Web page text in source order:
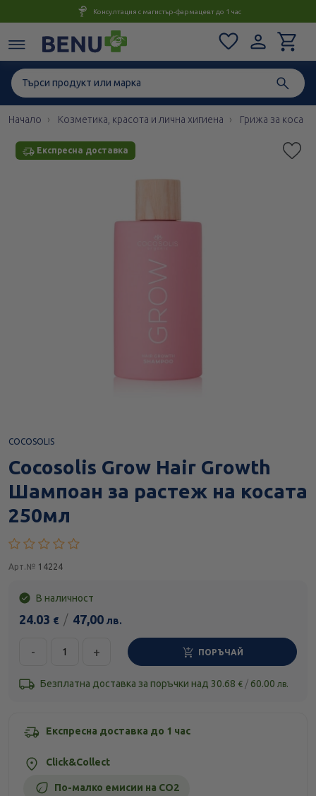
Консултация с магистър-фармацевт до 1 час
Начало Козметика, красота и лична хигиена Грижа за коса
Експресна доставка
COCOSOLIS
Cocosolis Grow Hair Growth
Шампоан за растеж на косата
250мл
Арт.№ 14224
В наличност
24.03 € / 47,00 лв.
- + ПОРЪЧАЙ
Безплатна доставка за поръчки над 30.68 € / 60.00 лв.
Експресна доставка до 1 час
Click&Collect
По-малко емисии на CO2